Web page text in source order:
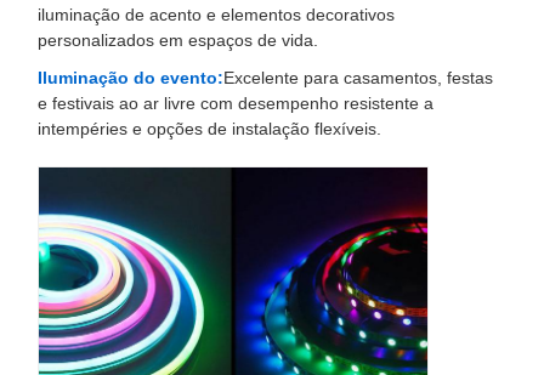
iluminação de acento e elementos decorativos
personalizados em espaços de vida.
Iluminação do evento:Excelente para casamentos, festas
e festivais ao ar livre com desempenho resistente a
intempéries e opções de instalação flexíveis.